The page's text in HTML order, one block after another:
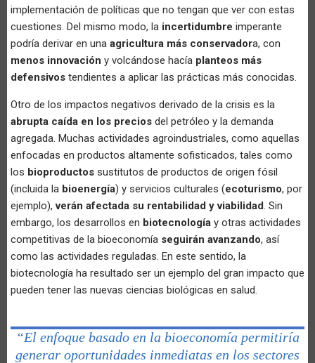
implementación de políticas que no tengan que ver con estas
cuestiones. Del mismo modo, la incertidumbre imperante
podría derivar en una agricultura más conservadora, con
menos innovación y volcándose hacía planteos más
defensivos tendientes a aplicar las prácticas más conocidas.
Otro de los impactos negativos derivado de la crisis es la
abrupta caída en los precios del petróleo y la demanda
agregada. Muchas actividades agroindustriales, como aquellas
enfocadas en productos altamente sofisticados, tales como
los bioproductos sustitutos de productos de origen fósil
(incluida la bioenergía) y servicios culturales (ecoturismo, por
ejemplo),verán afectada su rentabilidad y viabilidad. Sin
embargo, los desarrollos en biotecnología y otras actividades
competitivas de la bioeconomía seguirán avanzando, así
como las actividades reguladas. En este sentido, la
biotecnología ha resultado ser un ejemplo del gran impacto que
pueden tener las nuevas ciencias biológicas en salud.
“El enfoque basado en la bioeconomía permitiría
generar oportunidades inmediatas en los sectores